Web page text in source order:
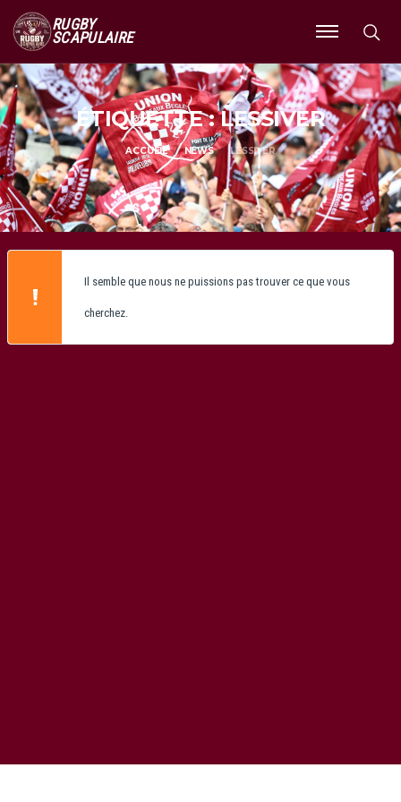
RUGBY
SCAPULAIRE
Ouvrir
le
menu
ÉTIQUETTE : LESSIVER
ACCUEIL NEWS LESSIVER
Il semble que nous ne puissions pas trouver ce que vous
cherchez.